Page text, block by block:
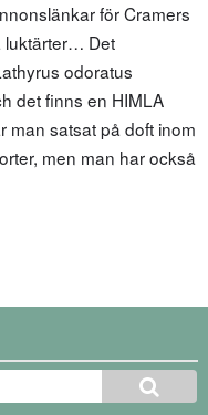
för Cramers
luktärter… Det
odoratus
det finns en HIMLA
man satsat på doft inom
men man har också